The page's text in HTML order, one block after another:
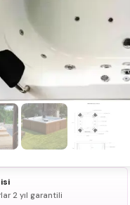
2 yıl garantili